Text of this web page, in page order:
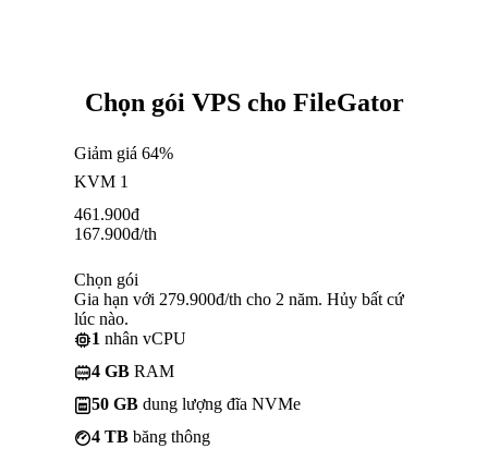
Chọn gói VPS cho FileGator
Giảm giá 64%
KVM 1
461.900đ
167.900đ/th
Chọn gói
Gia hạn với 279.900đ/th cho 2 năm. Hủy bất cứ
lúc nào.
1 nhân vCPU
4 GB RAM
50 GB dung lượng đĩa NVMe
4 TB băng thông